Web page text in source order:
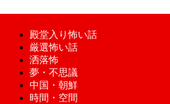
殿堂入り怖い話
厳選怖い話
洒落怖
夢・不思議
中国・朝鮮
時間・空間